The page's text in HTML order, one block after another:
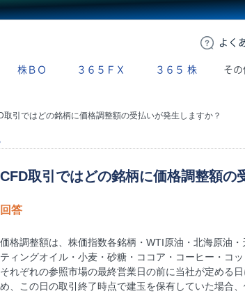
よく
株ＢＯ ３６５ＦＸ ３６５ 株 その
取引ではどの銘柄に価格調整額の受払いが発生しますか？
CFD取引ではどの銘柄に価格調整額の
回答
価格調整額は、株価指数各銘柄・WTI原油・北海原油
ティングオイル・小麦・砂糖・ココア・コーヒー・コ
それぞれの参照市場の最終営業日の前に当社が定める
め、この日の取引終了時点で建玉を保有していた場合